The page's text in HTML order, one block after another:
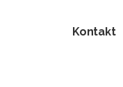
Kontakt